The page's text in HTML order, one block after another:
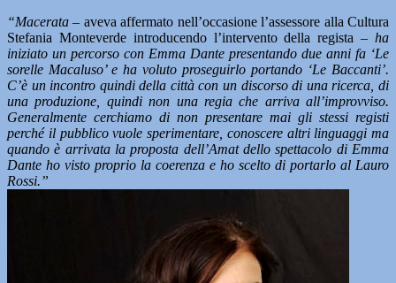
“Macerata – aveva affermato nell’occasione l’assessore alla Cultura
Stefania Monteverde introducendo l’intervento della regista– ha
iniziato un percorso con Emma Dante presentando due anni fa ‘Le
sorelle Macaluso’ e ha voluto proseguirlo portando ‘Le Baccanti’.
C’è un incontro quindi della città con un discorso di una ricerca, di
una produzione, quindi non una regia che arriva all’improvviso.
Generalmente cerchiamo di non presentare mai gli stessi registi
perché il pubblico vuole sperimentare, conoscere altri linguaggi ma
quando è arrivata la proposta dell’Amat dello spettacolo di Emma
Dante ho visto proprio la coerenza e ho scelto di portarlo al Lauro
Rossi.”